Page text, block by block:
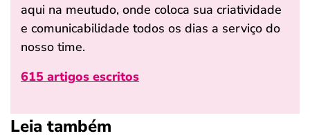
aqui na meutudo, onde coloca sua criatividade
e comunicabilidade todos os dias a serviço do
nosso time.
615 artigos escritos
Leia também